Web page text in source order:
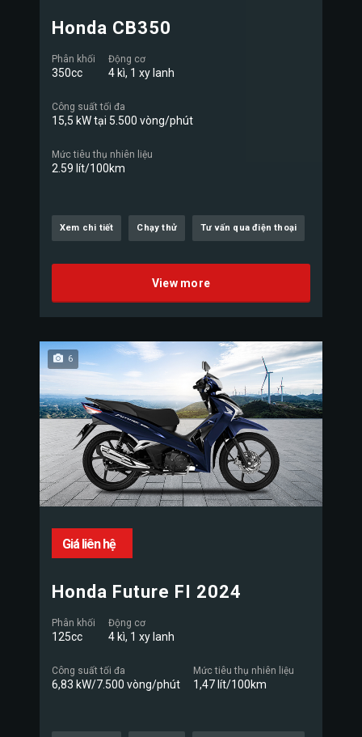
Honda CB350
Phân khối
350cc
Động cơ
4 kì, 1 xy lanh
Công suất tối đa
15,5 kW tại 5.500 vòng/phút
Mức tiêu thụ nhiên liệu
2.59 lít/100km
Xem chi tiết Chạy thử Tư vấn qua điện thoại
View more
6
Giá liên hệ
Honda Future FI 2024
Phân khối
125cc
Động cơ
4 kì, 1 xy lanh
Công suất tối đa
6,83 kW/7.500 vòng/phút
Mức tiêu thụ nhiên liệu
1,47 lít/100km